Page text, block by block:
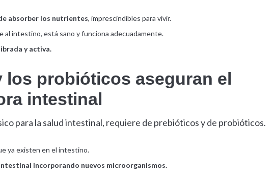
absorber los nutrientes, imprescindibles para vivir.
al intestino, está sano y funciona adecuadamente.
y activa.
probióticos aseguran el
intestinal
para la salud intestinal, requiere de prebióticos y de probióticos.
ya existen en el intestino.
incorporando nuevos microorganismos.